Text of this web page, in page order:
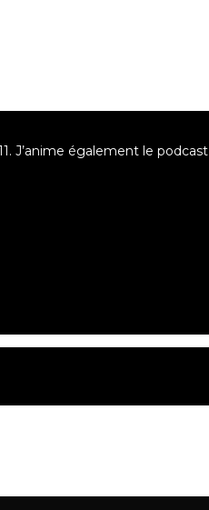
J’anime également le podcast